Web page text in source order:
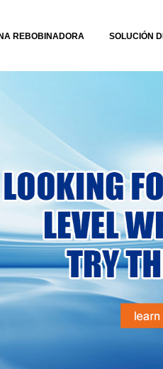
REBOBINADORA SOLUCIÓN